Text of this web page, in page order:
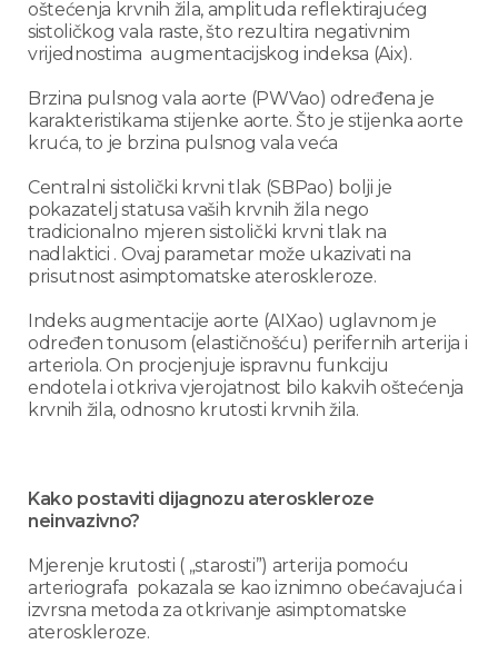
oštećenja krvnih žila, amplituda reflektirajućeg
sistoličkog vala raste, što rezultira negativnim
vrijednostima augmentacijskog indeksa (Aix).
Brzina pulsnog vala aorte (PWVao) određena je
karakteristikama stijenke aorte. Što je stijenka aorte
kruća, to je brzina pulsnog vala veća
Centralni sistolički krvni tlak (SBPao) bolji je
pokazatelj statusa vaših krvnih žila nego
tradicionalno mjeren sistolički krvni tlak na
nadlaktici . Ovaj parametar može ukazivati na
prisutnost asimptomatske ateroskleroze.
Indeks augmentacije aorte (AIXao) uglavnom je
određen tonusom (elastičnošću) perifernih arterija i
arteriola. On procjenjuje ispravnu funkciju
endotela i otkriva vjerojatnost bilo kakvih oštećenja
krvnih žila, odnosno krutosti krvnih žila.
Kako postaviti dijagnozu ateroskleroze
neinvazivno?
Mjerenje krutosti ( „starosti”) arterija pomoću
arteriografa pokazala se kao iznimno obećavajuća i
izvrsna metoda za otkrivanje asimptomatske
ateroskleroze.